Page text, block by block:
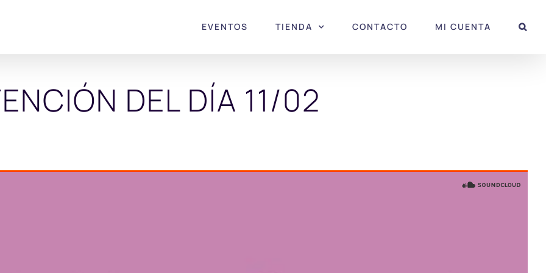
EVENTOS TIENDA CONTACTO MI CUENTA
DEL DÍA 11/02